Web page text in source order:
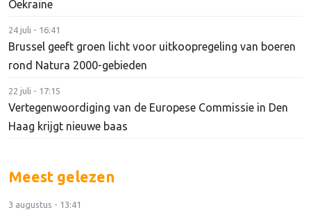
Oekraïne
24 juli - 16:41
Brussel geeft groen licht voor uitkoopregeling van boeren
rond Natura 2000-gebieden
22 juli - 17:15
Vertegenwoordiging van de Europese Commissie in Den
Haag krijgt nieuwe baas
Meest gelezen
3 augustus - 13:41